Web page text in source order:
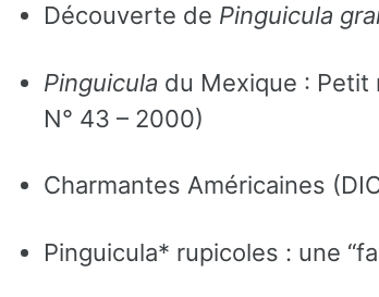
Découverte de Pinguicula
Pinguicula du Mexique : Petit
N° 43 – 2000)
Charmantes Américaines
Pinguicula* rupicoles : une